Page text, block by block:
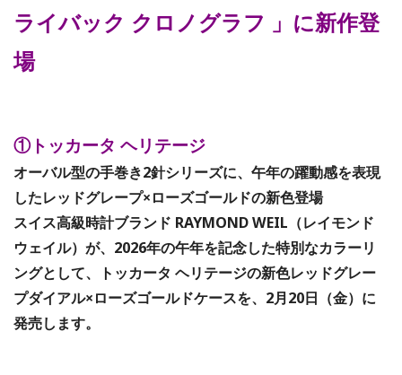
ライバック クロノグラフ 」に新作登
場
①トッカータ ヘリテージ
オーバル型の手巻き2針シリーズに、午年の躍動感を表現
したレッドグレープ×ローズゴールドの新色登場
スイス高級時計ブランド RAYMOND WEIL（レイモンド
ウェイル）が、2026年の午年を記念した特別なカラーリ
ングとして、トッカータ ヘリテージの新色レッドグレー
プダイアル×ローズゴールドケースを、2月20日（金）に
発売します。